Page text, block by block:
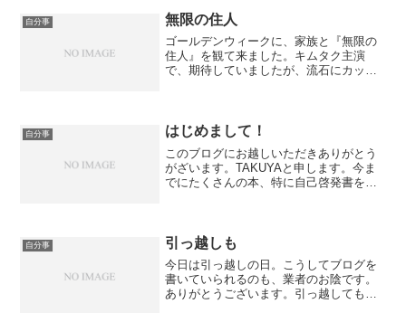
読んでも、どれだけたくさん...
自分事 無限の住人
ゴールデンウィークに、家族と『無限の
住人』を観て来ました。キムタク主演
で、期待していましたが、流石にカッコ
タクが演じていた万次は、あ...
自分事 はじめまして！
このブログにお越しいただきありがとう
がざいます。TAKUYAと申します。今ま
でにたくさんの本、特に自己啓発書を読
なったかと言いますと...
自分事 引っ越しも
今日は引っ越しの日。こうしてブログを
書いていられるのも、業者のお陰です。
ありがとうございます。引っ越しても、